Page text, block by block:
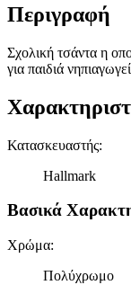
Περιγραφή
Σχολική τσάντα η
για παιδιά
Κατασκευαστής:
Hallmark
Βασικά
Χρώμα:
Πολύχρωμο